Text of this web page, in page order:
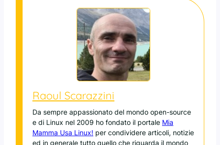
Raoul Scarazzini
Da sempre appassionato del mondo open-source
e di Linux nel 2009 ho fondato il portale Mia
Mamma Usa Linux! per condividere articoli, notizie
ed in generale tutto quello che riguarda il mondo